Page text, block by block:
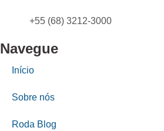
+55 (68) 3212-3000
Navegue
Início
Sobre nós
Roda Blog